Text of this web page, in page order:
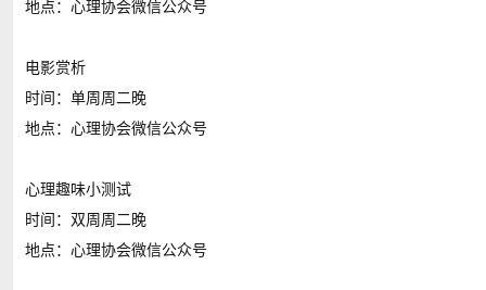
地点：心理协会微信公众号
电影赏析
时间：单周周二晚
地点：心理协会微信公众号
心理趣味小测试
时间：双周周二晚
地点：心理协会微信公众号